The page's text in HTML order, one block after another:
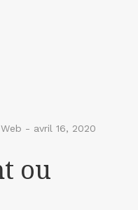
Web - avril 16, 2020
ou